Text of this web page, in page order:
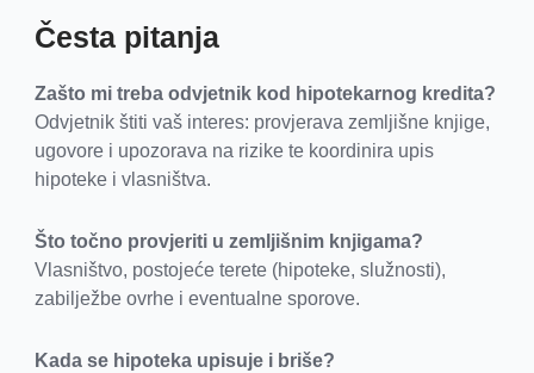
Česta pitanja
Zašto mi treba odvjetnik kod hipotekarnog kredita?
Odvjetnik štiti vaš interes: provjerava zemljišne knjige,
ugovore i upozorava na rizike te koordinira upis
hipoteke i vlasništva.
Što točno provjeriti u zemljišnim knjigama?
Vlasništvo, postojeće terete (hipoteke, služnosti),
zabilježbe ovrhe i eventualne sporove.
Kada se hipoteka upisuje i briše?